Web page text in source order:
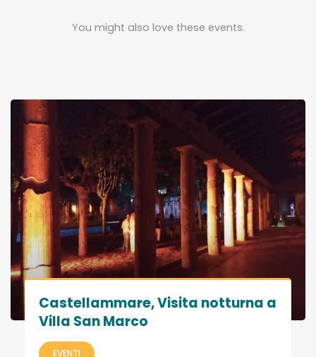
You might also love these events.
Castellammare, Visita notturna a
Villa San Marco
EVENTI